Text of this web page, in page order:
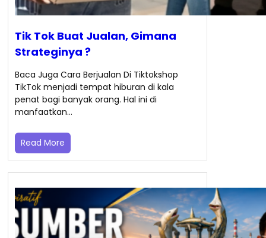
Tik Tok Buat Jualan, Gimana
Strateginya ?
Baca Juga Cara Berjualan Di Tiktokshop
TikTok menjadi tempat hiburan di kala
penat bagi banyak orang. Hal ini di
manfaatkan…
Read More